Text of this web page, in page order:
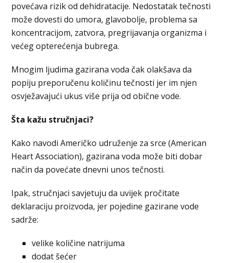
povećava rizik od dehidratacije. Nedostatak tečnosti
može dovesti do umora, glavobolje, problema sa
koncentracijom, zatvora, pregrijavanja organizma i
većeg opterećenja bubrega.
Mnogim ljudima gazirana voda čak olakšava da
popiju preporučenu količinu tečnosti jer im njen
osvježavajući ukus više prija od obične vode.
Šta kažu stručnjaci?
Kako navodi Američko udruženje za srce (American
Heart Association), gazirana voda može biti dobar
način da povećate dnevni unos tečnosti.
Ipak, stručnjaci savjetuju da uvijek pročitate
deklaraciju proizvoda, jer pojedine gazirane vode
sadrže:
velike količine natrijuma
dodat šećer